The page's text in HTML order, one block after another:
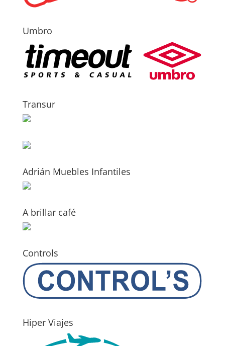
Umbro
Transur
Adrián Muebles Infantiles
A brillar café
Controls
Hiper Viajes